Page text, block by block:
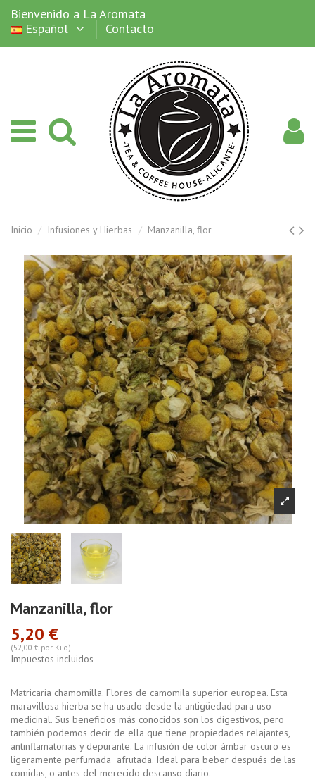
Bienvenido a La Aromata
Español
Contacto
Inicio Infusiones y Hierbas Manzanilla, flor
Manzanilla, flor
5,20 €
(52,00 € por Kilo)
Impuestos incluidos
Matricaria chamomilla. Flores de camomila superior europea. Esta
maravillosa hierba se ha usado desde la antigüedad para uso
medicinal. Sus beneficios más conocidos son los digestivos, pero
también podemos decir de ella que tiene propiedades relajantes,
antinflamatorias y depurante. La infusión de color ámbar oscuro es
ligeramente perfumada afrutada. Ideal para beber después de las
comidas, o antes del merecido descanso diario.